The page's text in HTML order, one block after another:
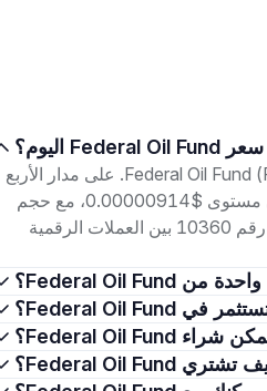
اعتبارًا من 6 أغسطس 2026، بلغ سعر التداول الحالي لـFederal Oil Fund (FOF) $0.00000914. على مدار الأربع
وعشرين ساعة الماضية، تراوح السعر بين أدنى مستوى $0.00000912 وأعلى مستوى $0.00000914، مع حجم
تداول بلغ $1.25. إجمالي القيمة السوقية هو $9.14K، مما يجعله يحتل المرتبة رقم 10360 بين العملات الرقمية